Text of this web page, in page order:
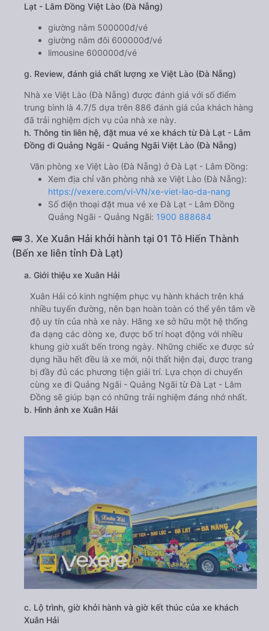
Lạt - Lâm Đồng Việt Lào (Đà Nẵng)
giường nằm 500000đ/vé
giường nằm đôi 600000đ/vé
limousine 600000đ/vé
g. Review, đánh giá chất lượng xe Việt Lào (Đà Nẵng)
Nhà xe Việt Lào (Đà Nẵng) được đánh giá với số điểm
trung bình là 4.7/5 dựa trên 886 đánh giá của khách hàng
đã trải nghiệm dịch vụ của nhà xe này.
h. Thông tin liên hệ, đặt mua vé xe khách từ Đà Lạt - Lâm
Đồng đi Quảng Ngãi - Quảng Ngãi Việt Lào (Đà Nẵng)
Văn phòng xe Việt Lào (Đà Nẵng) ở Đà Lạt - Lâm Đồng:
Xem địa chỉ văn phòng nhà xe Việt Lào (Đà Nẵng):
https://vexere.com/vi-VN/xe-viet-lao-da-nang
Số điện thoại đặt mua vé xe Đà Lạt - Lâm Đồng
Quảng Ngãi - Quảng Ngãi: 1900 888684
🚌 3. Xe Xuân Hải khởi hành tại 01 Tô Hiến Thành
(Bến xe liên tỉnh Đà Lạt)
a. Giới thiệu xe Xuân Hải
Xuân Hải có kinh nghiệm phục vụ hành khách trên khá
nhiều tuyến đường, nên bạn hoàn toàn có thể yên tâm về
độ uy tín của nhà xe này. Hãng xe sở hữu một hệ thống
đa dạng các dòng xe, được bố trí hoạt động với nhiều
khung giờ xuất bến trong ngày. Những chiếc xe được sử
dụng hầu hết đều là xe mới, nội thất hiện đại, được trang
bị đầy đủ các phương tiện giải trí. Lựa chọn di chuyển
cùng xe đi Quảng Ngãi - Quảng Ngãi từ Đà Lạt - Lâm
Đồng sẽ giúp bạn có những trải nghiệm đáng nhớ nhất.
b. Hình ảnh xe Xuân Hải
c. Lộ trình, giờ khởi hành và giờ kết thúc của xe khách
Xuân Hải